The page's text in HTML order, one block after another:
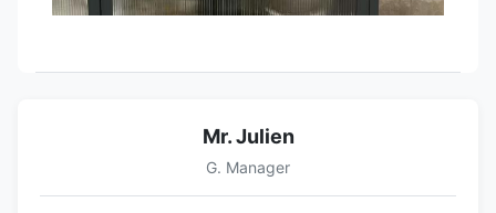
Mr. Julien
G. Manager